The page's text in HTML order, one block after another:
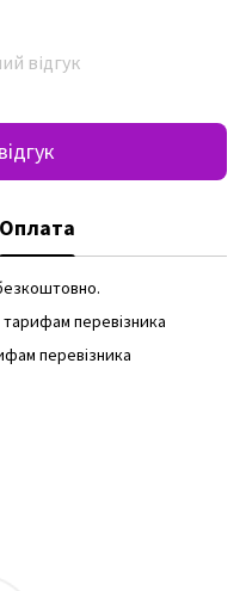
відгук
Оплата
перевізника
перевізника